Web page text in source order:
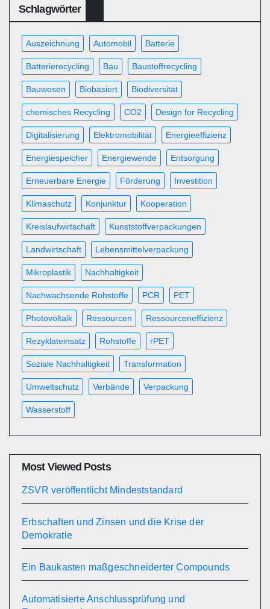
Schlagwörter
Auszeichnung Automobil Batterie
Batterierecycling Bau Baustoffrecycling
Bauwesen Biobasiert Biodiversität
chemisches Recycling CO2 Design for Recycling
Digitalisierung Elektromobilität Energieeffizienz
Energiespeicher Energiewende Entsorgung
Erneuerbare Energie Förderung Investition
Klimaschutz Konjunktur Kooperation
Kreislaufwirtschaft Kunststoffverpackungen
Landwirtschaft Lebensmittelverpackung
Mikroplastik Nachhaltigkeit
Nachwachsende Rohstoffe PCR PET
Photovoltaik Ressourcen Ressourceneffizienz
Rezyklateinsatz Rohstoffe rPET
Soziale Nachhaltigkeit Transformation
Umweltschutz Verbände Verpackung
Wasserstoff
Most Viewed Posts
ZSVR veröffentlicht Mindeststandard
Erbschaften und Zinsen und die Krise der
Demokratie
Ein Baukasten maßgeschneiderter Compounds
Automatisierte Anschlussprüfung und